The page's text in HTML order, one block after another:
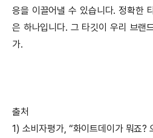
응을 이끌어낼 수 있습니다. 정확한
은 하나입니다. 그 타깃이 우리 브랜
가.
출처
1) 소비자평가, “화이트데이가 뭐죠?